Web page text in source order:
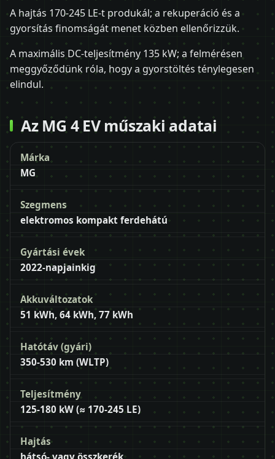
A hajtás 170-245 LE-t produkál; a rekuperáció és a
gyorsítás finomságát menet közben ellenőrizzük.
A maximális DC-teljesítmény 135 kW; a felmérésen
meggyőződünk róla, hogy a gyorstöltés ténylegesen
elindul.
Az MG 4 EV műszaki adatai
Márka
MG
Szegmens
elektromos kompakt ferdehátú
Gyártási évek
2022-napjainkig
Akkuváltozatok
51 kWh, 64 kWh, 77 kWh
Hatótáv (gyári)
350-530 km (WLTP)
Teljesítmény
125-180 kW (≈ 170-245 LE)
Hajtás
hátsó- vagy összkerék